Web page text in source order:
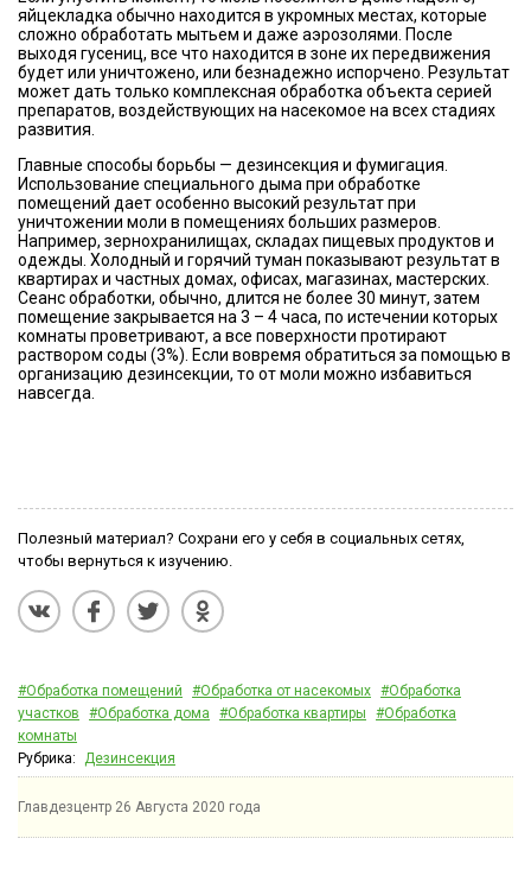
яйцекладка обычно находится в укромных местах, которые
сложно обработать мытьем и даже аэрозолями. После
выходя гусениц, все что находится в зоне их передвижения
будет или уничтожено, или безнадежно испорчено. Результат
может дать только комплексная обработка объекта серией
препаратов, воздействующих на насекомое на всех стадиях
развития.
Главные способы борьбы — дезинсекция и фумигация.
Использование специального дыма при обработке
помещений дает особенно высокий результат при
уничтожении моли в помещениях больших размеров.
Например, зернохранилищах, складах пищевых продуктов и
одежды. Холодный и горячий туман показывают результат в
квартирах и частных домах, офисах, магазинах, мастерских.
Сеанс обработки, обычно, длится не более 30 минут, затем
помещение закрывается на 3 – 4 часа, по истечении которых
комнаты проветривают, а все поверхности протирают
раствором соды (3%). Если вовремя обратиться за помощью в
организацию дезинсекции, то от моли можно избавиться
навсегда.
Полезный материал? Сохрани его у себя в социальных сетях,
чтобы вернуться к изучению.
#Обработка помещений #Обработка от насекомых #Обработка
участков
#Обработка дома #Обработка квартиры
#Обработка
комнаты
Рубрика: Дезинсекция
Главдезцентр 26 Августа 2020 года